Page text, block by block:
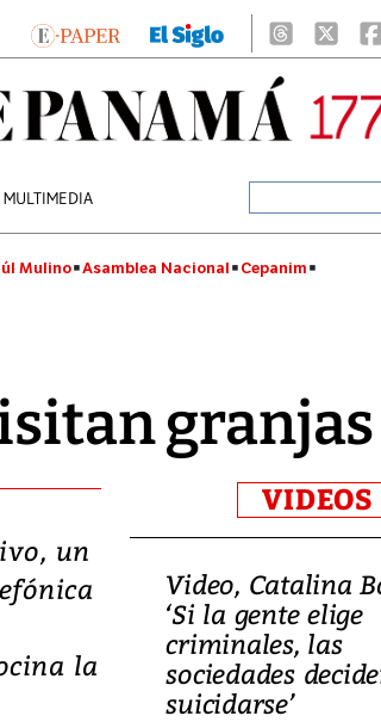
MULTIMEDIA
Mulino Asamblea Nacional Cepanim
granjas
un
la
VIDEOS
Video, Catalina
‘Si la gente elige
criminales, las
sociedades
suicidarse’